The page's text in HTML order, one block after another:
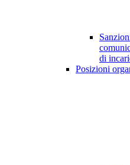
di
Posizioni